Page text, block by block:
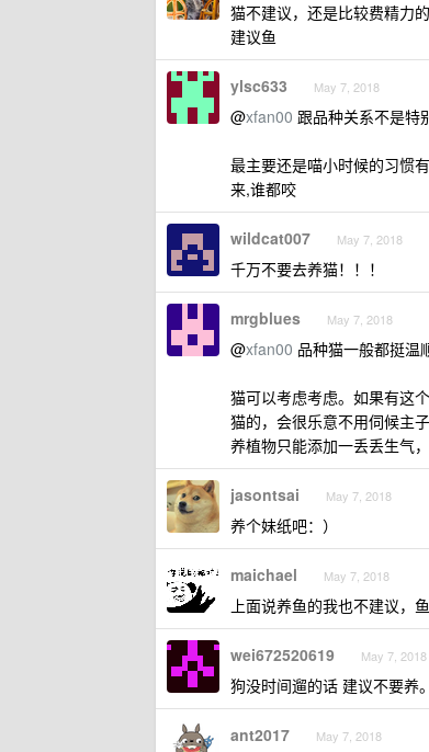
猫不建议，还是比较费精力的
建议鱼
ylsc633 May 7, 2018
@xfan00 跟品种关系不是特
最主要还是喵小时候的习惯
来,谁都咬
wildcat007 May 7, 2018
千万不要去养猫！！！
mrgblues May 7, 2018
@xfan00 品种猫一般都挺温
猫可以考虑考虑。如果有这
猫的，会很乐意不用伺候主
养植物只能添加一丢丢生气
jasontsai May 7, 2018
养个妹纸吧：）
maichael May 7, 2018
上面说养鱼的我也不建议，
wei672520619 May 7, 2018
狗没时间遛的话 建议不要养
ant2017 May 7, 2018